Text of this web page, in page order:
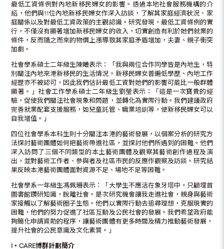
最低工資條例對內地新移民婦女的影響。透過本地社會服務機構的介
紹，他們與11位內地新移民婦女作深入訪談，了解其家庭經濟狀況、家
庭關係以及對最低工資政策的主觀認識。研究發現，最低工資條例的實
行，不僅沒有顯著增加新移民婦女的收入，切實創造有利於她們就業的
條件，反而隨之而來的物價上漲導致其家庭矛盾增加，夫妻、親子衝突
加劇。
社會學系碩士二年級生陳曦表示：「我與兩位合作同學皆是內地生，特
別關注內地來港新移民的生活情況。新移民婦女普遍低學歷、內地工作
經歷亦不被認可，因此我們估計最低工資對她們的影響可能比一般群體
顯著。」社會工作學系碩士二年級生劉瑩表示：「這是一次寶貴的經
驗，促使我們關注社會現象和問題，並轉化為實際行動。我們建議政府
完善就業配套支援服務，如兒童託管、職業培訓等，使新移民婦女可以
自我增值。」
四位社會學系本科生則十分關注本港的藝術發展，以個案分析的研究方
法探討藝術團體如何把藝術帶進社區，並探討他們所遇到的困難。他們
深入訪問了三個不同類型的本土藝術團體及觀察其藝術創作過程及演
出，並對藝術工作者、參與者及社區市民的反應作觀察及訪談。研究結
果反映本港藝術團體面對資源不足、場地不足等困難。
社會學系一年級生馮佩珊表示：「大學生不應活在象牙塔中，只顧埋首
圖書館鑽研知識，脫離社會。是次研究機會讓我走進社會，親身與藝術
家接觸以了解藝術圈子生態。他們以實際行動去追尋理想，克服現實的
困難，他們的努力促進了社區互動及公民社會的發展。我們希望政府能
夠簡化申請資助的程序，讓藝術團體有更多時間及精力推動藝術發展，
提升社會的公民意識及文化素質。」
I ‧CARE博群計劃簡介